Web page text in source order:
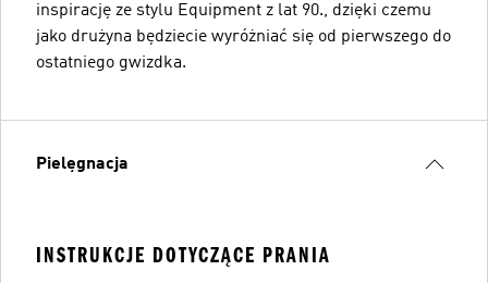
inspirację ze stylu Equipment z lat 90., dzięki czemu
jako drużyna będziecie wyróżniać się od pierwszego do
ostatniego gwizdka.
Pielęgnacja
INSTRUKCJE DOTYCZĄCE PRANIA